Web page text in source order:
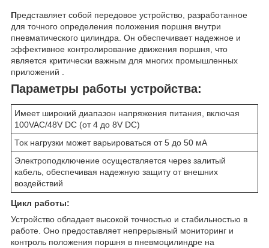
Представляет собой передовое устройство, разработанное
для точного определения положения поршня внутри
пневматического цилиндра. Он обеспечивает надежное и
эффективное контролирование движения поршня, что
является критически важным для многих промышленных
приложений .
Параметры работы устройства:
Имеет широкий диапазон напряжения питания, включая
100VAC/48V DC (от 4 до 8V DC)
Ток нагрузки может варьироваться от 5 до 50 мА
Электроподключение осуществляется через залитый
кабель, обеспечивая надежную защиту от внешних
воздействий
Цикл работы:
Устройство обладает высокой точностью и стабильностью в
работе. Оно предоставляет непрерывный мониторинг и
контроль положения поршня в пневмоцилиндре на